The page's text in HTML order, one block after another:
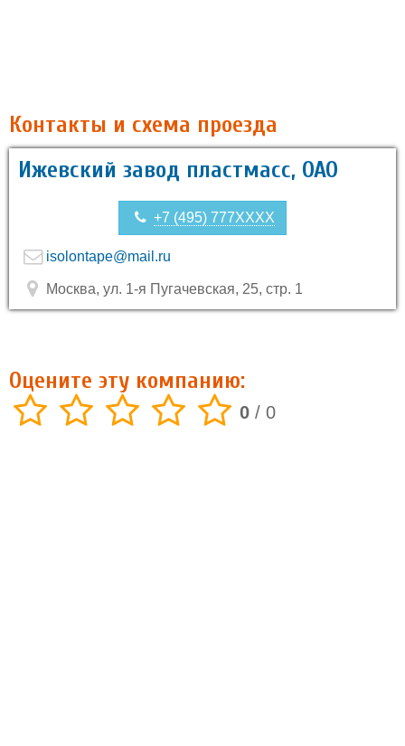
Контакты и схема проезда
Ижевский завод пластмасс, ОАО
+7 (495) 777XXXX
isolontape@mail.ru
Москва, ул. 1-я Пугачевская, 25, стр. 1
Оцените эту компанию:
0 / 0